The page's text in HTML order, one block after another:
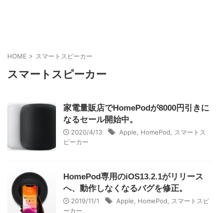
HOME > スマートスピーカー
スマートスピーカー
家電量販店でHomePodが8000円引きに
なるセール開始中。
2020/4/13 Apple HomePod
スマートス
ピーカー
HomePod専用のiOS13.2.1がリリース
へ、動作しなくなるバグを修正。
2019/11/1 Apple HomePod
スマートスピ
ーカー